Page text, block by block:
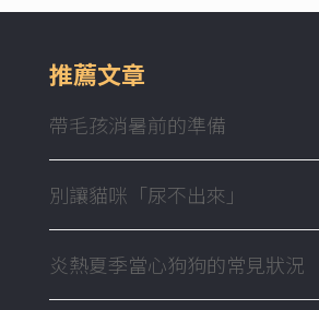
推薦文章
帶毛孩消暑前的準備
別讓貓咪「尿不出來」
炎熱夏季當心狗狗的常見狀況